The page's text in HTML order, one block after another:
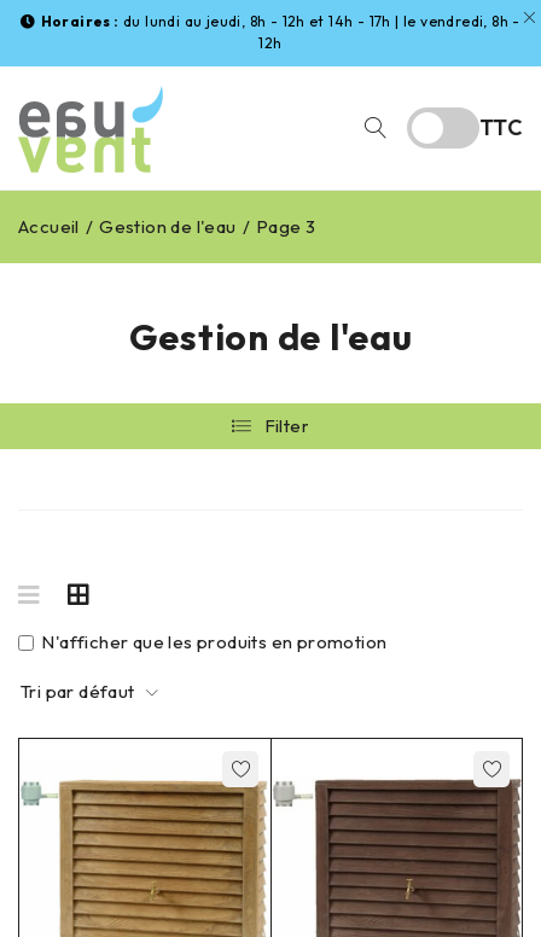
Horaires : du lundi au jeudi, 8h - 12h et 14h - 17h | le vendredi, 8h -
12h
TTC
Gestion de l'eau
Accueil / Gestion de l'eau / Page 3
Tri par défaut
N'afficher que les produits en promotion
Filter